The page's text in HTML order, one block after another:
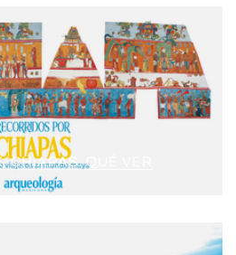
CHIAPAS. QUÉ VER